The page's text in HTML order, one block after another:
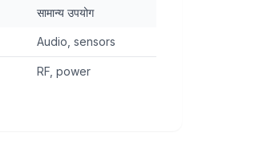
सामान्य उपयोग
Audio, sensors
RF, power